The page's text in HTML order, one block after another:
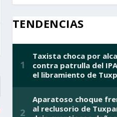
TENDENCIAS